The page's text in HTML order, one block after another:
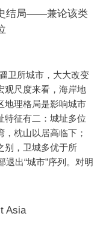
结局——兼论该类
卫所城市，大大改变
观尺度来看，海岸地
地理格局是影响城市
特征有二：城址多位
枕山以居高临下；
别，卫城多优于所
出“城市”序列。对明
Asia